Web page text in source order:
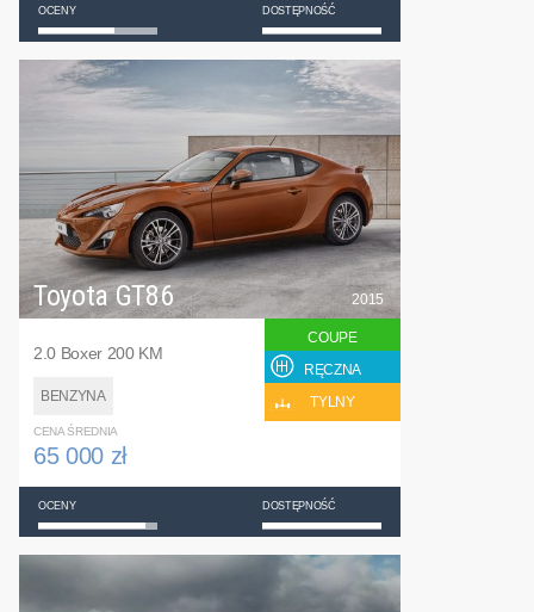
OCENY DOSTĘPNOŚĆ
Toyota GT86
2.0 Boxer 200 KM
BENZYNA
2015
COUPE
RĘCZNA
TYLNY
CENA ŚREDNIA
65 000 zł
OCENY DOSTĘPNOŚĆ